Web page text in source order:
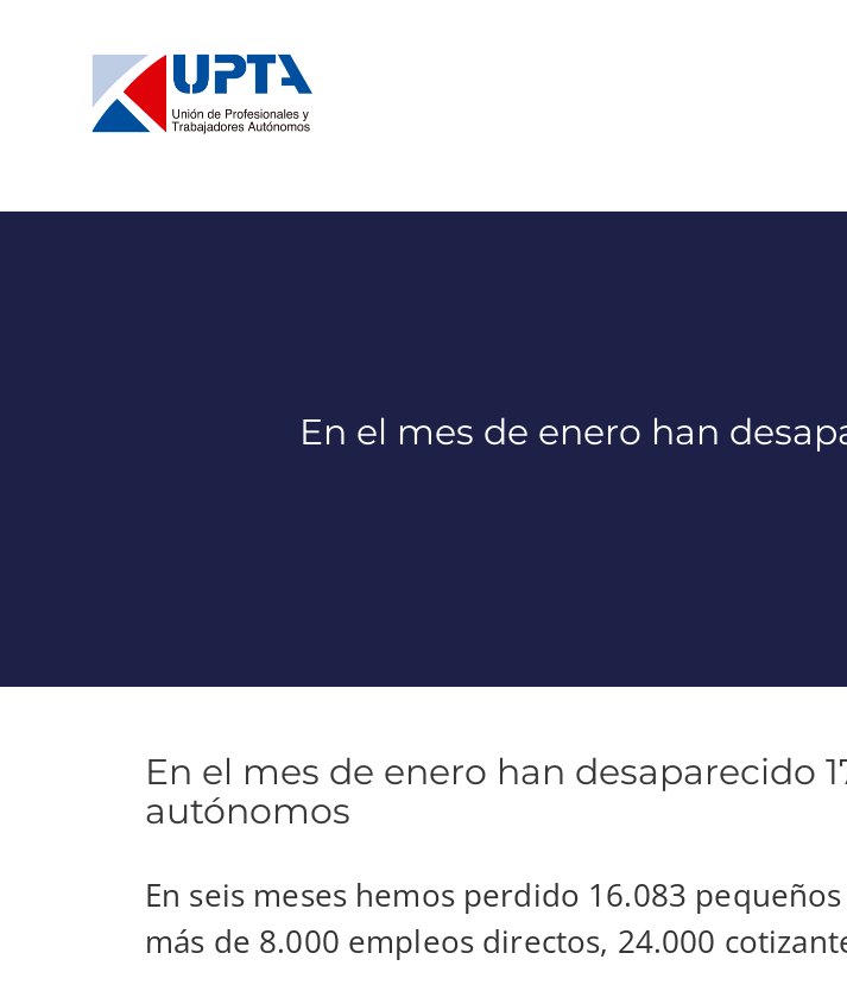
En el mes de enero han
En el mes de enero han desaparecido
autónomos
En seis meses hemos perdido 16.083
más de 8.000 empleos directos, 24.000